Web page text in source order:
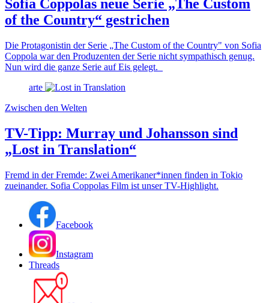
Sofia Coppolas neue Serie „The Custom
of the Country“ gestrichen
Die Protagonistin der Serie „The Custom of the Country" von Sofia
Coppola war den Produzenten der Serie nicht sympathisch genug.
Nun wird die ganze Serie auf Eis gelegt.
arte
Zwischen den Welten
TV-Tipp: Murray und Johansson sind
„Lost in Translation“
Fremd in der Fremde: Zwei Amerikaner*innen finden in Tokio
zueinander. Sofia Coppolas Film ist unser TV-Highlight.
Facebook
Instagram
Threads